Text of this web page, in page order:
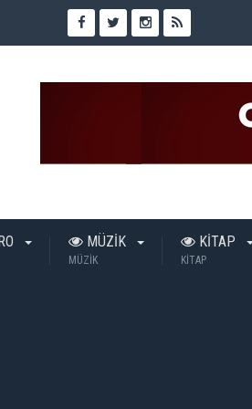
MÜZİK
MÜZİK
KİTAP
KİTAP